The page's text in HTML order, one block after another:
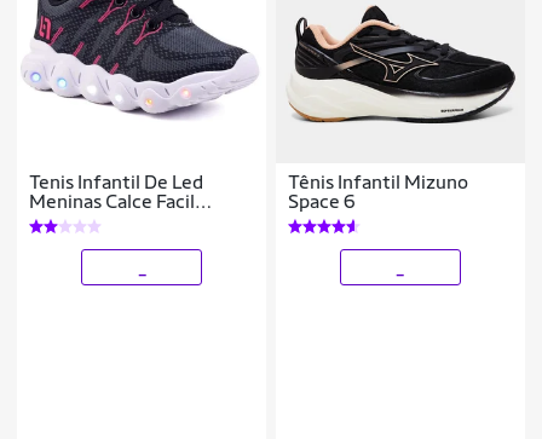
Tenis Infantil De Led
Meninas Calce Facil
Desenhos Luzinha LIGHT
Tênis Infantil Mizuno
Space 6